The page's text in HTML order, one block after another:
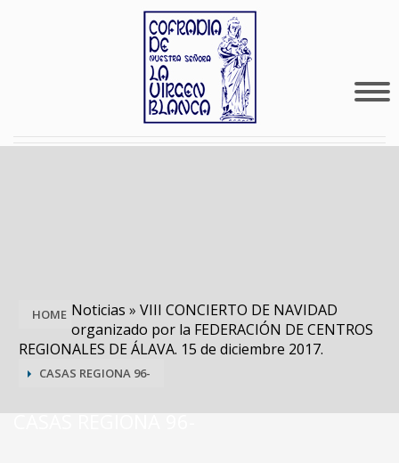
HOME Noticias » VIII CONCIERTO DE NAVIDAD
organizado por la FEDERACIÓN DE CENTROS
REGIONALES DE ÁLAVA. 15 de diciembre 2017.
CASAS REGIONA 96-
CASAS REGIONA 96-